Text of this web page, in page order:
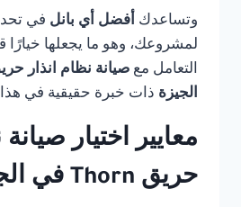
وتساعدك أفضل أي بانل في
لمشروعك، وهو ما يجعلها خيارًا
التعامل مع
الجيزة ذات خبرة حقيقية في
معايير اختيار
حريق Thorn في الجيزة